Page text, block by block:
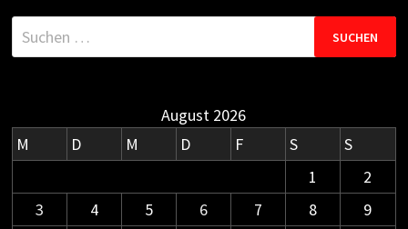
Suchen
nach:
August 2026
M
D M D F S
S
1
2
3
4 5 6 7 8
9